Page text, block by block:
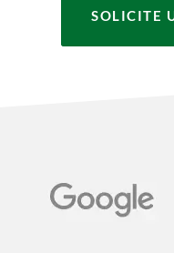
SOLICITE